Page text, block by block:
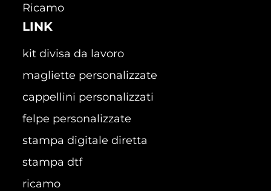
Ricamo
LINK
kit divisa da lavoro
magliette personalizzate
cappellini personalizzati
felpe personalizzate
stampa digitale diretta
stampa dtf
ricamo